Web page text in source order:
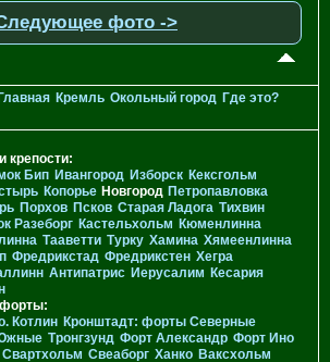
фото ->
Кремль Окольный город Где это?
крепости:
Бип Ивангород Изборск Кексгольм
Копорье Новгород Петропавловка
Порхов Псков Старая Ладога Тихвин
Разеборг Кастельхольм Кюменлинна
Тааветти Турку Хамина Хямеенлинна
Фредрикстад Фредрикстен Хегра
Антипатрис Иерусалим Кесария
форты:
Котлин Кронштадт: форты Северные
Тронгзунд Форт Александр Форт Ино
Свартхольм Свеаборг Ханко Ваксхольм